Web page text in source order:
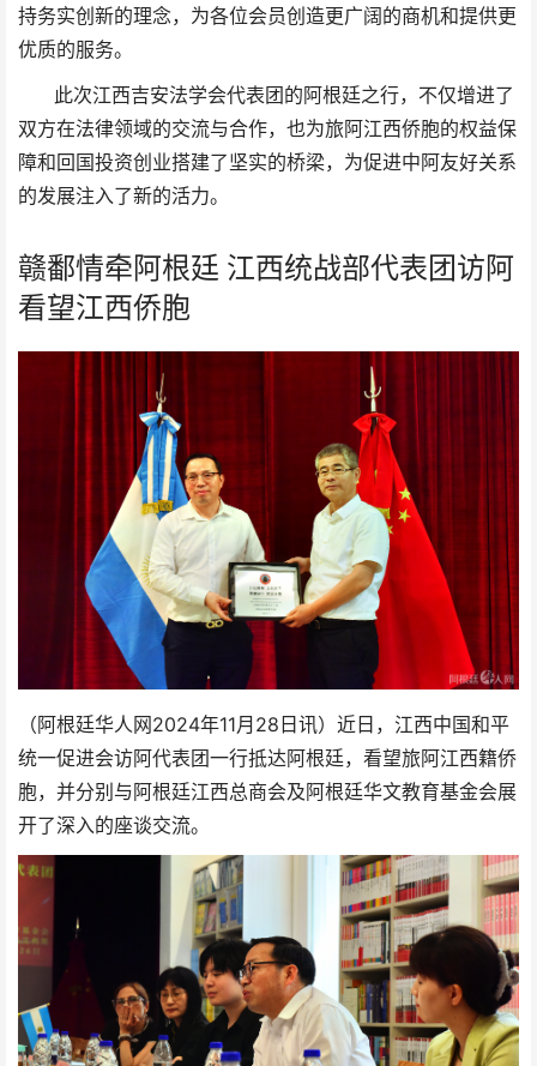
持务实创新的理念，为各位会员创造更广阔的商机和提供更
优质的服务。
此次江西吉安法学会代表团的阿根廷之行，不仅增进了
双方在法律领域的交流与合作，也为旅阿江西侨胞的权益保
障和回国投资创业搭建了坚实的桥梁，为促进中阿友好关系
的发展注入了新的活力。
赣鄱情牵阿根廷 江西统战部代表团访阿
看望江西侨胞
（阿根廷华人网 2024年11月28日讯）近日，江西中国和平
统一促进会访阿代表团一行抵达阿根廷，看望旅阿江西籍侨
胞，并分别与阿根廷江西总商会及阿根廷华文教育基金会展
开了深入的座谈交流。